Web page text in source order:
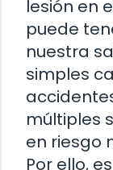
lesión en
puede
nuestra
simples
múltiples
en riesgo
Por ello,